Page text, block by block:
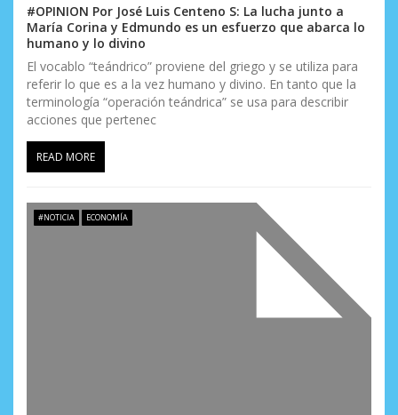
#OPINION Por José Luis Centeno S: La lucha junto a
María Corina y Edmundo es un esfuerzo que abarca lo
humano y lo divino
El vocablo “teándrico” proviene del griego y se utiliza para
referir lo que es a la vez humano y divino. En tanto que la
terminología “operación teándrica” se usa para describir
acciones que pertenec
READ MORE
#NOTICIA ECONOMÍA